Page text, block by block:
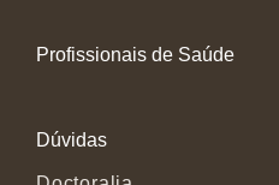
Profissionais de Saúde
Dúvidas